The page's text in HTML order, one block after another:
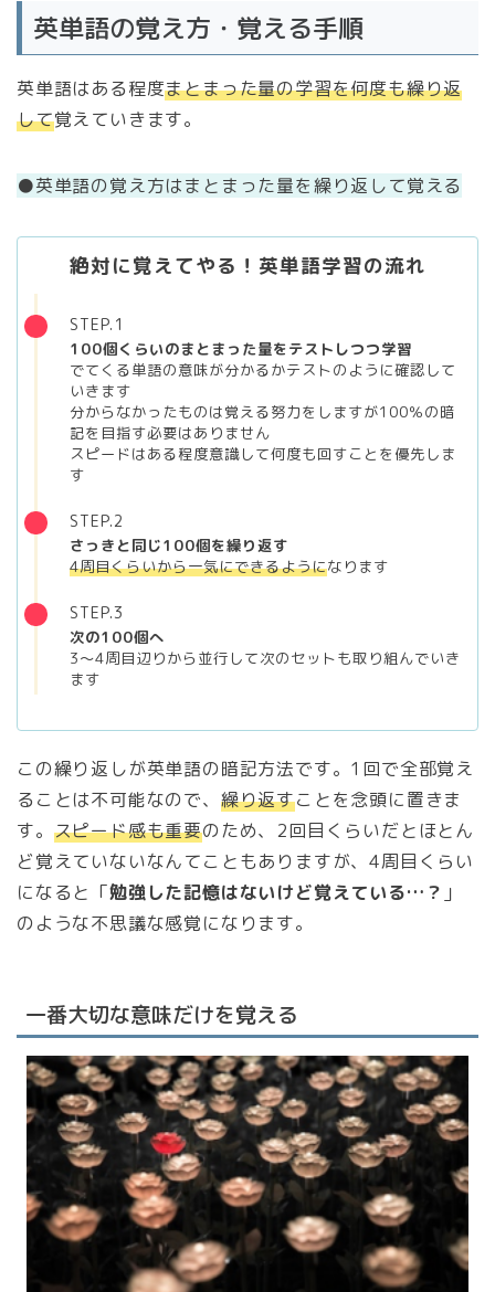
英単語の覚え方・覚える手順
英単語はある程度まとまった量の学習を何度も繰り返
して覚えていきます。
●英単語の覚え方はまとまった量を繰り返して覚える
絶対に覚えてやる！英単語学習の流れ
STEP.1
100個くらいのまとまった量をテストしつつ学習
でてくる単語の意味が分かるかテストのように確認して
いきます
分からなかったものは覚える努力をしますが100％の暗
記を目指す必要はありません
スピードはある程度意識して何度も回すことを優先しま
す
STEP.2
さっきと同じ100個を繰り返す
4周目くらいから一気にできるようになります
STEP.3
次の100個へ
3〜4周目辺りから並行して次のセットも取り組んでいき
ます
この繰り返しが英単語の暗記方法です。1回で全部覚え
ることは不可能なので、 繰り返すことを念頭に置きま
す。 スピード感も重要のため、2回目くらいだとほとん
ど覚えていないなんてこともありますが、4周目くらい
になると「勉強した記憶はないけど覚えている…？ 」
のような不思議な感覚になります。
一番大切な意味だけを覚える